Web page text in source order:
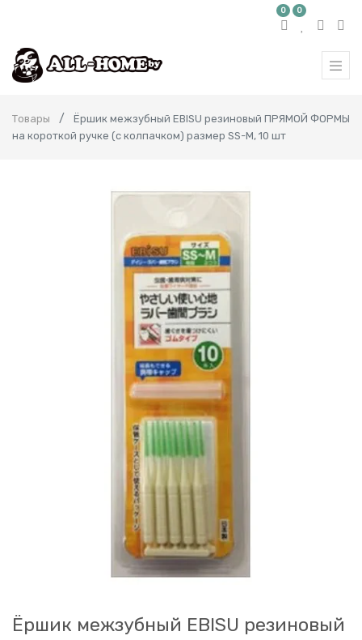
0 0
Товары
Ёршик межзубный EBISU резиновый ПРЯМОЙ ФОРМЫ
на короткой ручке (с колпачком) размер SS-M, 10 шт
Ёршик межзубный EBISU резиновый